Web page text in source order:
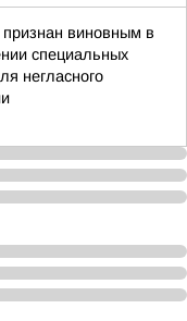
виновным в
специальных
негласного